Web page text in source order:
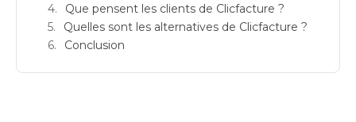
Que pensent les clients de Clicfacture ?
Quelles sont les alternatives de Clicfacture ?
Conclusion